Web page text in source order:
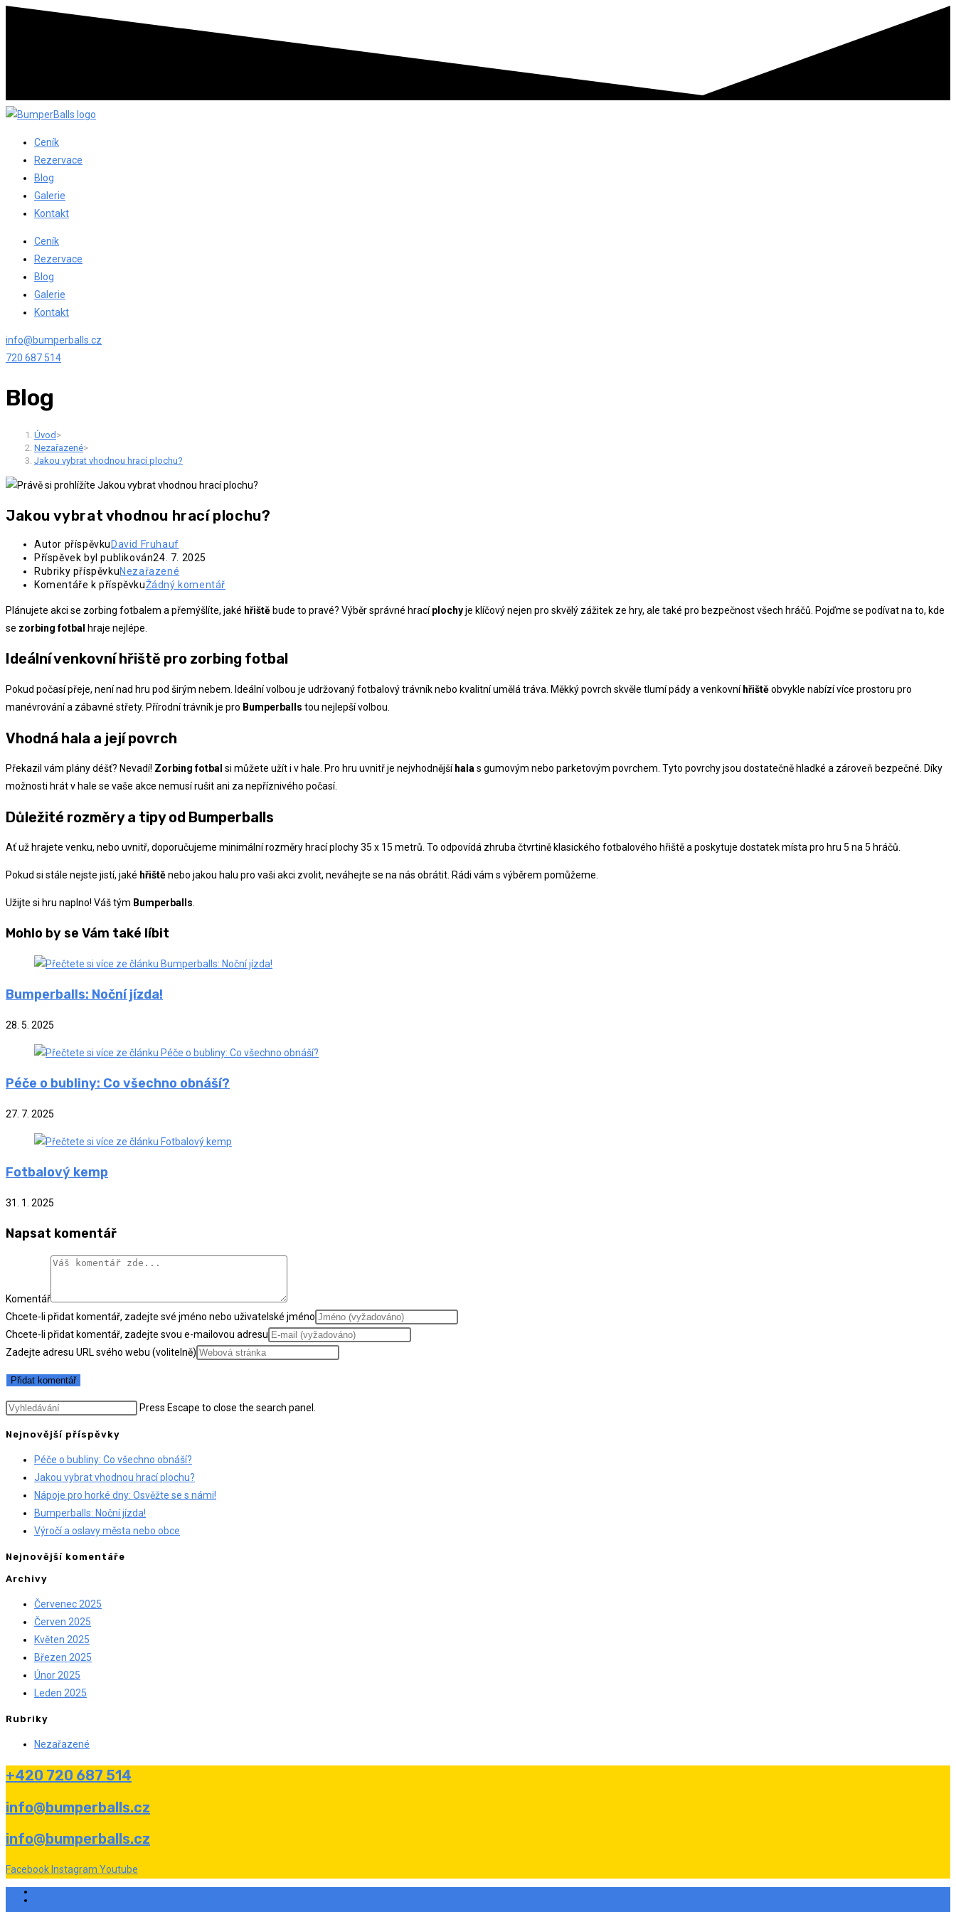
Ceník
Rezervace
Blog
Galerie
Kontakt
Ceník
Rezervace
Blog
Galerie
Kontakt
info@bumperballs.cz
720 687 514
Blog
Úvod>
Nezařazené>
Jakou vybrat vhodnou hrací plochu?
Jakou vybrat vhodnou hrací plochu?
Autor příspěvku David Fruhauf
Příspěvek byl publikován24. 7. 2025
Rubriky příspěvkuNezařazené
Komentáře k příspěvkuŽádný komentář
Plánujete akci se zorbing fotbalem a přemýšlíte, jaké hřiště bude to pravé? Výběr správné hracíplochyje klíčový nejen pro skvělý zážitek ze hry, ale také pro bezpečnost všech hráčů. Pojďme se podívat na to, kde
se zorbing fotbal hraje nejlépe.
Ideální venkovní hřiště pro zorbing fotbal
Pokud počasí přeje, není nad hru pod širým nebem. Ideální volbou je udržovaný fotbalový trávník nebo kvalitní umělá tráva. Měkký povrch skvěle tlumí pády a venkovní hřištěobvykle nabízí více prostoru pro
manévrování a zábavné střety. Přírodní trávník je pro Bumperballs tou nejlepší volbou.
Vhodná hala a její povrch
Překazil vám plány déšť? Nevadí! Zorbing fotbal si můžete užít i v hale. Pro hru uvnitř je nejvhodnější halas gumovým nebo parketovým povrchem. Tyto povrchy jsou dostatečně hladké a zároveň bezpečné. Díky
možnosti hrát v hale se vaše akce nemusí rušit ani za nepříznivého počasí.
Důležité rozměry a tipy od Bumperballs
Ať už hrajete venku, nebo uvnitř, doporučujeme minimální rozměry hrací plochy 35 x 15 metrů. To odpovídá zhruba čtvrtině klasického fotbalového hřiště a poskytuje dostatek místa pro hru 5 na 5 hráčů.
Pokud si stále nejste jistí, jaké hřištěnebo jakou halu pro vaši akci zvolit, neváhejte se na nás obrátit. Rádi vám s výběrem pomůžeme.
Užijte si hru naplno! Váš tým Bumperballs.
Mohlo by se Vám také líbit
Bumperballs: Noční jízda!
28. 5. 2025
Péče o bubliny: Co všechno obnáší?
27. 7. 2025
Fotbalový kemp
31. 1. 2025
Napsat komentář
Komentář
Chcete-li přidat komentář, zadejte své jméno nebo uživatelské jméno
Chcete-li přidat komentář, zadejte svou e-mailovou adresu
Zadejte adresu URL svého webu (volitelně)
Press Escape to close the search panel.
Nejnovější příspěvky
Péče o bubliny: Co všechno obnáší?
Jakou vybrat vhodnou hrací plochu?
Nápoje pro horké dny: Osvěžte se s námi!
Bumperballs: Noční jízda!
Výročí a oslavy města nebo obce
Nejnovější komentáře
Archivy
Červenec 2025
Červen 2025
Květen 2025
Březen 2025
Únor 2025
Leden 2025
Rubriky
Nezařazené
+420 720 687 514
info@bumperballs.cz
info@bumperballs.cz
Facebook Instagram Youtube